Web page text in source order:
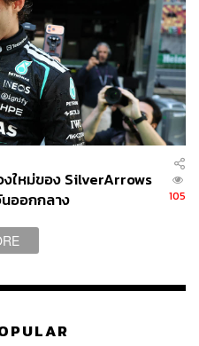
ผ่านมา นักแข่งทุกคนได้รับ
ดงโดย แบรด พิตต์ นักแข่ง
ติดการแข่งขันที่เม็กซิโก
Jacques ผู้จัดการของผม
รั้งสุดท้ายเมื่อไหร่ และ ที่
ร้อมกับนักแข่งคนอื่นๆ แล้ว
ผมอยากให้ทุกคนได้ดูหนัง
เผยอะไรออกไป แต่ผมอยาก
ยวกับหนังเรื่องนี้ที่จะเข้า
ใหม่ของ SilverArrows
ออกกลาง
105